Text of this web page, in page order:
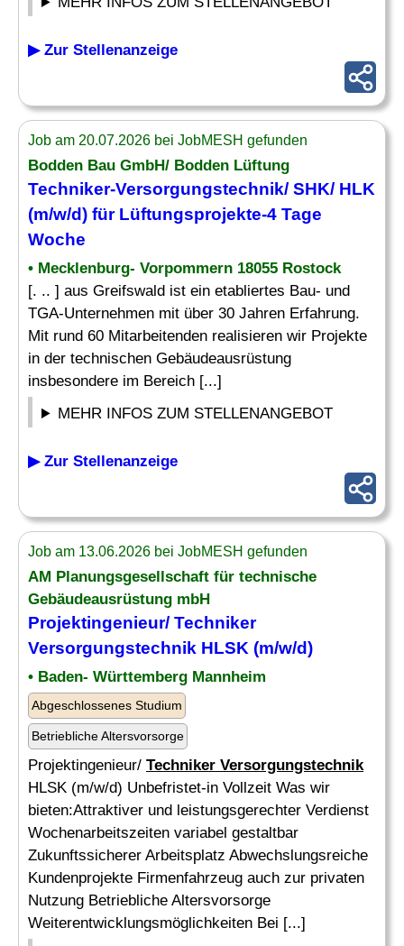
▶ Zur Stellenanzeige
Job am 20.07.2026 bei JobMESH gefunden
Bodden Bau GmbH/ Bodden Lüftung
Techniker-Versorgungstechnik/ SHK/ HLK
(m/w/d) für Lüftungsprojekte-4 Tage
Woche
• Mecklenburg- Vorpommern 18055 Rostock
[. .. ] aus Greifswald ist ein etabliertes Bau- und
TGA-Unternehmen mit über 30 Jahren Erfahrung.
Mit rund 60 Mitarbeitenden realisieren wir Projekte
in der technischen Gebäudeausrüstung
insbesondere im Bereich [...]
MEHR INFOS ZUM STELLENANGEBOT
▶ Zur Stellenanzeige
Job am 13.06.2026 bei JobMESH gefunden
AM Planungsgesellschaft für technische
Gebäudeausrüstung mbH
Projektingenieur/ Techniker
Versorgungstechnik HLSK (m/w/d)
• Baden- Württemberg Mannheim
Abgeschlossenes Studium
Betriebliche Altersvorsorge
Projektingenieur/ Techniker Versorgungstechnik
HLSK (m/w/d) Unbefristet-in Vollzeit Was wir
bieten:Attraktiver und leistungsgerechter Verdienst
Wochenarbeitszeiten variabel gestaltbar
Zukunftssicherer Arbeitsplatz Abwechslungsreiche
Kundenprojekte Firmenfahrzeug auch zur privaten
Nutzung Betriebliche Altersvorsorge
Weiterentwicklungsmöglichkeiten Bei [...]